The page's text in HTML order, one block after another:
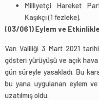
Milliyetçi Hareket
Kaşıkçı (1 fezleke).
(03/061) Eylem ve
Van Valiliği 3 Mart 2021
gösteri yürüyüşü ve açık hava
gün süreyle yasakladı. Bu
bu yana uygulanan eylem
uzatılmış oldu.